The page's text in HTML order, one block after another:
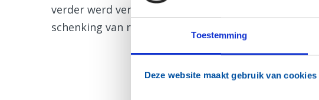
Toestemming
Deze website maakt gebruik van cookies
verder werd verhoogd. Uiteindelijk kan Stichting
schenking van ruim drieduizend Euro tegemoet zien.